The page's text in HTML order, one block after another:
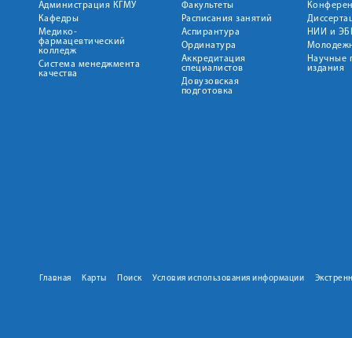
Администрация КГМУ
Кафедры
Медико-
фармацевтический
колледж
Система менеджмента
качества
Факультеты
Расписания занятий
Аспирантура
Ординатура
Аккредитация
специалистов
Довузовская
подготовка
НИИ и
Научные
издания
Главная Карты Поиск Условия использования информации